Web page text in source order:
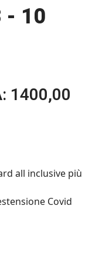
- 10
1400,00
all inclusive più
Covid